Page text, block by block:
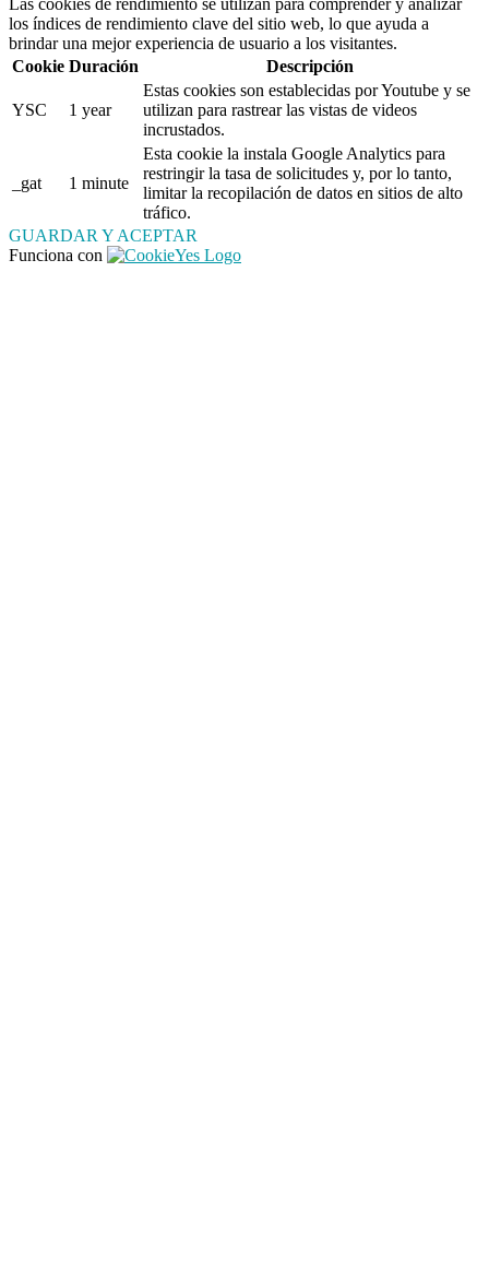
Las cookies de rendimiento se utilizan para comprender y analizar
los índices de rendimiento clave del sitio web, lo que ayuda a
brindar una mejor experiencia de usuario a los visitantes.
Cookie Duración Descripción
YSC 1 year
Estas cookies son establecidas por Youtube y se
utilizan para rastrear las vistas de videos
incrustados.
_gat 1 minute
Esta cookie la instala Google Analytics para
restringir la tasa de solicitudes y, por lo tanto,
limitar la recopilación de datos en sitios de alto
tráfico.
GUARDAR Y ACEPTAR
Funciona con